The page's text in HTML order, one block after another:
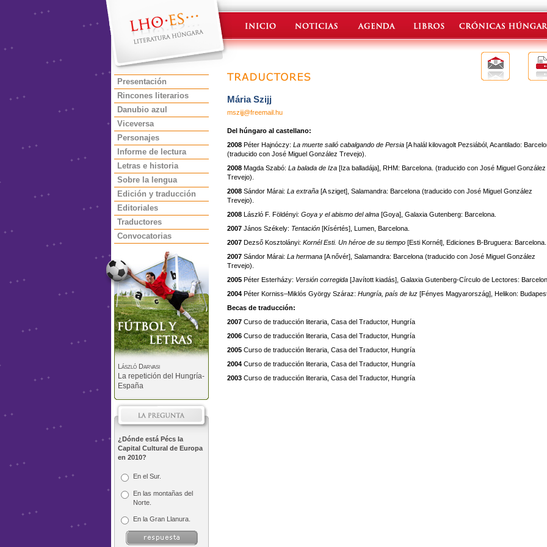
Presentación
Rincones literarios
Danubio azul
Viceversa
Personajes
Informe de lectura
Letras e historia
Sobre la lengua
Edición y traducción
Editoriales
Traductores
Convocatorias
László Darvasi
La repetición del Hungría-
España
¿Dónde está Pécs la
Capital Cultural de Europa
en 2010?
En el Sur.
En las montañas del
Norte.
En la Gran Llanura.
Mária Szijj
mszijj@freemail.hu
Del húngaro al castellano:
2008 Péter Hajnóczy: La muerte salió cabalgando de Persia [A halál kilovagolt Pezsiából, Acantilado:
(traducido con José Miguel González Trevejo).
2008 Magda Szabó: La balada de Iza [Iza balladája], RHM: Barcelona. (traducido con José Miguel González
Trevejo).
2008 Sándor Márai: La extraña [A sziget], Salamandra: Barcelona (traducido con José Miguel González
Trevejo).
2008 László F. Földényi: Goya y el abismo del alma [Goya], Galaxia Gutenberg: Barcelona.
2007 János Székely: Tentación [Kísértés], Lumen, Barcelona.
2007 Dezső Kosztolányi: Kornél Esti. Un héroe de su tiempo [Esti Kornél], Ediciones B-Bruguera: Barcelona.
2007 Sándor Márai: La hermana [A nővér], Salamandra: Barcelona (traducido con José Miguel González
Trevejo).
2005 Péter Esterházy: Versión corregida [Javított kiadás], Galaxia Gutenberg-Círculo de Lectores:
2004 Péter Korniss–Miklós György Száraz: Hungría, país de luz [Fényes Magyarország], Helikon:
Becas de traducción:
2007 Curso de traducción literaria, Casa del Traductor, Hungría
2006 Curso de traducción literaria, Casa del Traductor, Hungría
2005 Curso de traducción literaria, Casa del Traductor, Hungría
2004 Curso de traducción literaria, Casa del Traductor, Hungría
2003 Curso de traducción literaria, Casa del Traductor, Hungría